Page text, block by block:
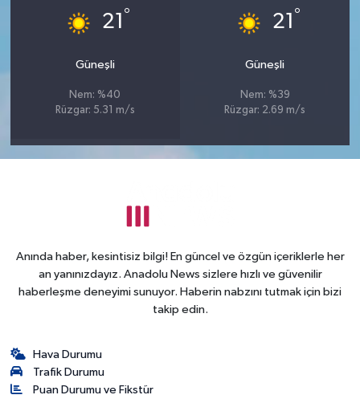
21 °
Güneşli
Nem: %40
Rüzgar: 5.31 m/s
21 °
Güneşli
Nem: %39
Rüzgar: 2.69 m/s
Anında haber, kesintisiz bilgi! En güncel ve özgün içeriklerle her
an yanınızdayız. Anadolu News sizlere hızlı ve güvenilir
haberleşme deneyimi sunuyor. Haberin nabzını tutmak için bizi
takip edin.
Hava Durumu
Trafik Durumu
Puan Durumu ve Fikstür